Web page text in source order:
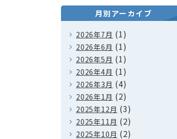
月別アーカイブ
2026年7月 (1)
2026年6月 (1)
2026年5月 (1)
2026年4月 (1)
2026年3月 (4)
2026年1月 (2)
2025年12月 (3)
2025年11月 (2)
2025年10月 (2)